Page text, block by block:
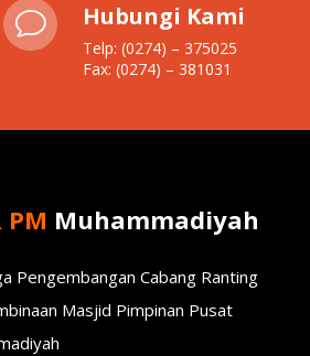
v Hubungi Kami
Telp: (0274) – 375025
Fax: (0274) – 381031
PM Muhammadiyah
Pengembangan Cabang Ranting
Masjid Pimpinan Pusat